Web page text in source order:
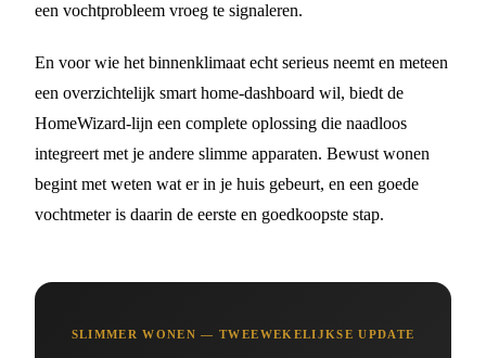
een vochtprobleem vroeg te signaleren.
En voor wie het binnenklimaat echt serieus neemt en meteen
een overzichtelijk smart home-dashboard wil, biedt de
HomeWizard-lijn een complete oplossing die naadloos
integreert met je andere slimme apparaten. Bewust wonen
begint met weten wat er in je huis gebeurt, en een goede
vochtmeter is daarin de eerste en goedkoopste stap.
SLIMMER WONEN — TWEEWEKELIJKSE UPDATE